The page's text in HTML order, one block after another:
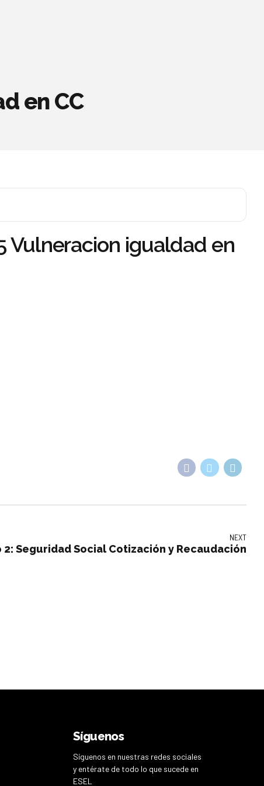
en CC
Vulneracion igualdad en
NEXT
2: Seguridad Social Cotización y Recaudación
Síguenos
Síguenos en nuestras redes sociales
y entérate de todo lo que sucede en
ESEL